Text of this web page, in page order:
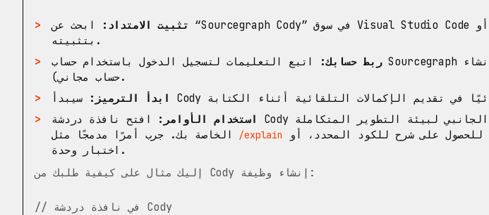
تثبيت الامتداد:
ابحث عن “Sourcegraph Cody” في سوق Visual Studio Code أو JetBrains وقم
بتثبيته.
ربط حسابك:
اتبع التعليمات لتسجيل الدخول باستخدام حساب Sourcegraph الخاص بك (أو إنشاء
حساب مجاني).
ابدأ الترميز:
استخدام الأوامر:
افتح نافذة دردشة Cody في الشريط الجانبي لبيئة التطوير المتكاملة
/explain
اختبار وحدة.
إليك مثال على كيفية طلبك من Cody إنشاء وظيفة:
// في نافذة دردشة Cody